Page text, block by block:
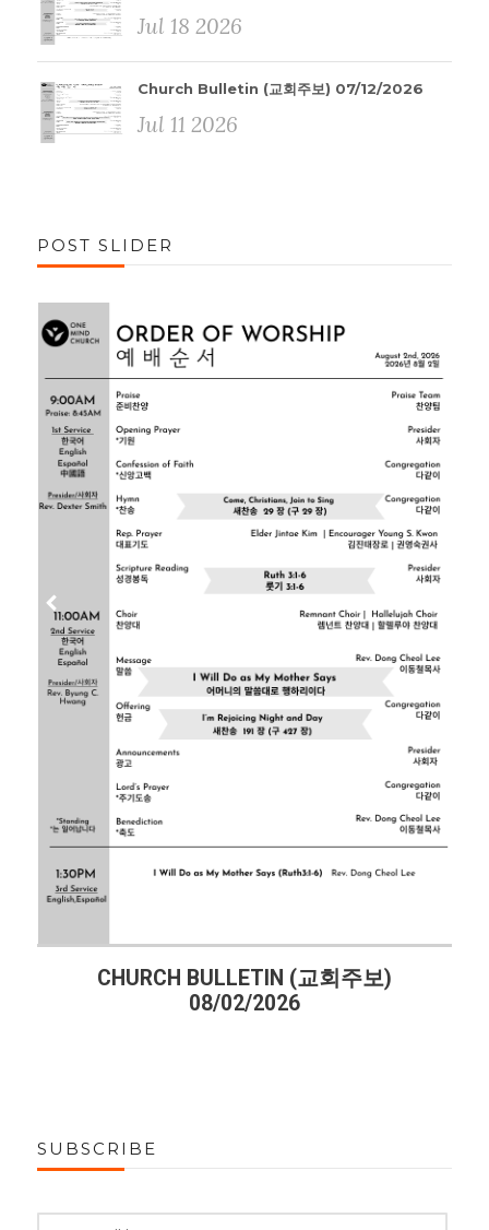
Jul 18 2026
Church Bulletin (교회주보) 07/12/2026
Jul 11 2026
POST SLIDER
BULLETIN (교회주보)
SUBSCRIBE